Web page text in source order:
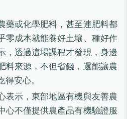
藥或化學肥料，甚至連肥料都
零成本就能養好土壤、種好作
，透過這場課程才發現，身邊
料來源，不但省錢，還能讓農
安心。
表示，東部地區有機與友善農
心不僅提供農產品有機驗證服